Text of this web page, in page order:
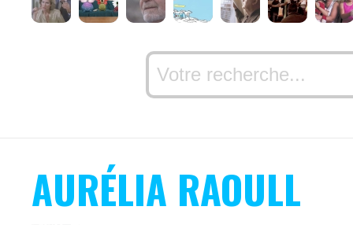
AURÉLIA RAOULL